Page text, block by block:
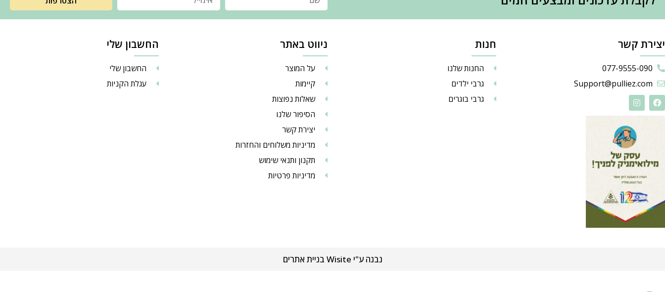
יצירת קשר
077-9555-090
Support@pulliez.com
חנות
החנות שלנו
גרבי ילדים
גרבי בוגרים
ניווט באתר
על המוצר
קיימות
שאלות נפוצות
הסיפור שלנו
יצירת קשר
מדיניות משלוחים והחזרות
תקנון ותנאי שימוש
מדיניות פרטיות
החשבון שלי
החשבון שלי
עגלת הקניות
נבנה ע"י Wisite בניית אתרים